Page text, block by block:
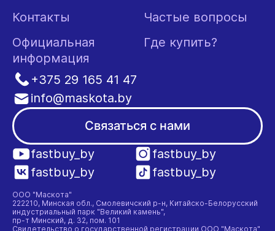
Контакты
Официальная
информация
Частые вопросы
Где купить?
+375 29 165 41 47
info@maskota.by
Связаться с нами
fastbuy_by
fastbuy_by
fastbuy_by
fastbuy_by
ООО "Маскота"
222210, Минская обл., Смолевичский р-н, Китайско-Белорусский
индустриальный парк "Великий камень",
пр-т Минский, д. 32, пом. 101
Свидетельство о государственной регистрации ООО "Маскота"